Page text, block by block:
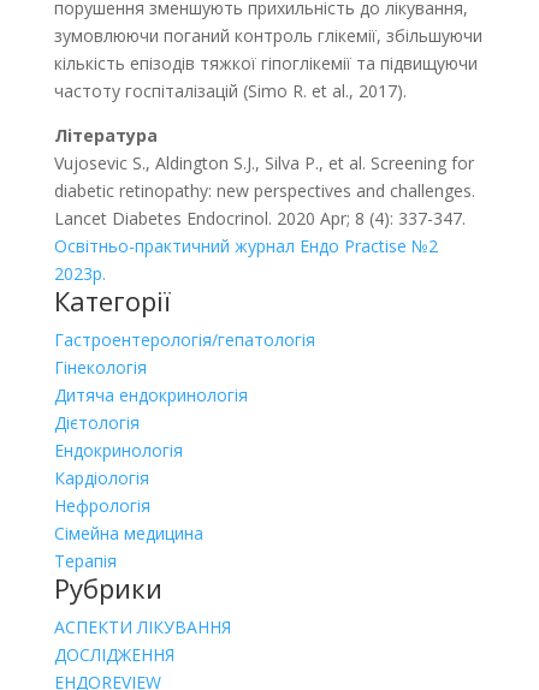
порушення зменшують прихильність до лікування,
зумовлюючи поганий контроль глікемії, збільшуючи
кількість епізодів тяжкої гіпо­глікемії та підвищуючи
частоту госпіталізацій (Simo R. et al., 2017).
Література
Vujosevic S., Aldington S.J., Silva P., et al. Screening for
diabetic retinopathy: new perspectives and challenges.
Lancet Diabetes Endocrinol. 2020 Apr; 8 (4): 337-347.
Освітньо-практичний журнал Ендо Practise №2
2023р.
Категорії
Гастроентерологія/гепатологія
Гінекологія
Дитяча ендокринологія
Дієтологія
Ендокринологія
Кардіологія
Нефрологія
Сімейна медицина
Терапія
Рубрики
АСПЕКТИ ЛІКУВАННЯ
ДОСЛІДЖЕННЯ
ЕНДОREVIEW